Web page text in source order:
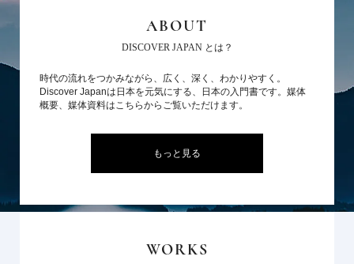
ABOUT
DISCOVER JAPAN とは？
時代の流れをつかみながら、広く、深く、わかりやすく。
Discover Japanは日本を元気にする、日本の入門書です。媒体
概要、媒体資料はこちらからご覧いただけます。
もっと見る
WORKS